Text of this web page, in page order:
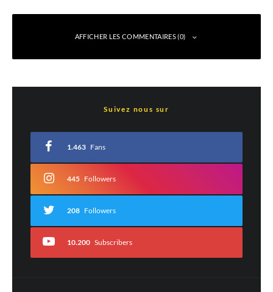
AFFICHER LES COMMENTAIRES (0)
*
Commentaire*
Suivez nous sur
1.463 Fans
445 Followers
208 Followers
10.200 Subscribers